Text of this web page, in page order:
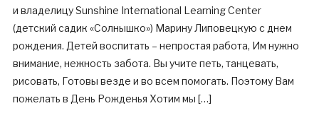
и владелицу Sunshine International Learning Center
(детский садик «Солнышко») Марину Липовецкую с днем
рождения. Детей воспитать – непростая работа, Им нужно
внимание, нежность забота. Вы учите петь, танцевать,
рисовать, Готовы везде и во всем помогать. Поэтому Вам
пожелать в День Рожденья Хотим мы […]